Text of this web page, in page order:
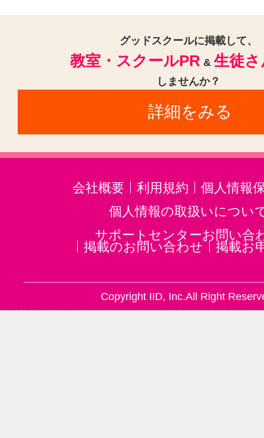
グッドスクールに掲載して、
教室・スクールPR & 生徒
しませんか？
詳細をみる
会社概要 利用規約
個人情報
個人情報の取扱いについ
サポートセンターお問い合
掲載のお問い合わせ
掲載お
Copyright IID, Inc.All Right